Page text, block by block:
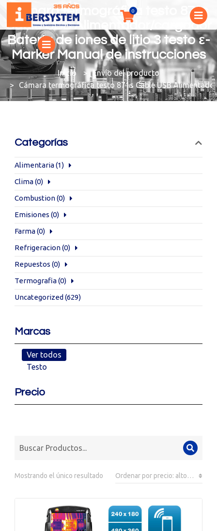
Cámara termográfica testo 871s
Cable USB Alimentador/cargador
Batería de iones de litio 3 testo ε-
Marker Manual de instrucciones
You are here:
Envío del producto
Cámara termográfica testo 871s Cable USB
Categorías
Alimentaria(1)
Clima(0)
Combustion(0)
Emisiones (0)
Farma(0)
Refrigeracion(0)
Repuestos (0)
Termografia(0)
Uncategorized (629)
Marcas
Ver todos
Testo
Precio
Mostrando el único resultado